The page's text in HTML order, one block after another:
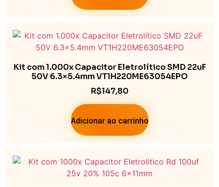
Kit com 1.000x Capacitor Eletrolítico SMD 22uF
50V 6.3×5.4mm VT1H220ME63054EPO
R$147,80
Adicionar ao carrinho